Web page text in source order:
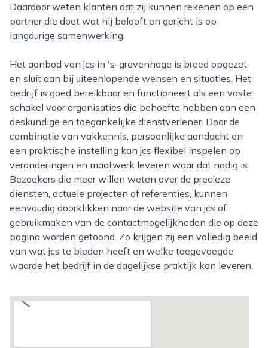
Daardoor weten klanten dat zij kunnen rekenen op een
partner die doet wat hij belooft en gericht is op
langdurige samenwerking.
Het aanbod van jcs in 's-gravenhage is breed opgezet
en sluit aan bij uiteenlopende wensen en situaties. Het
bedrijf is goed bereikbaar en functioneert als een vaste
schakel voor organisaties die behoefte hebben aan een
deskundige en toegankelijke dienstverlener. Door de
combinatie van vakkennis, persoonlijke aandacht en
een praktische instelling kan jcs flexibel inspelen op
veranderingen en maatwerk leveren waar dat nodig is.
Bezoekers die meer willen weten over de precieze
diensten, actuele projecten of referenties, kunnen
eenvoudig doorklikken naar de website van jcs of
gebruikmaken van de contactmogelijkheden die op deze
pagina worden getoond. Zo krijgen zij een volledig beeld
van wat jcs te bieden heeft en welke toegevoegde
waarde het bedrijf in de dagelijkse praktijk kan leveren.